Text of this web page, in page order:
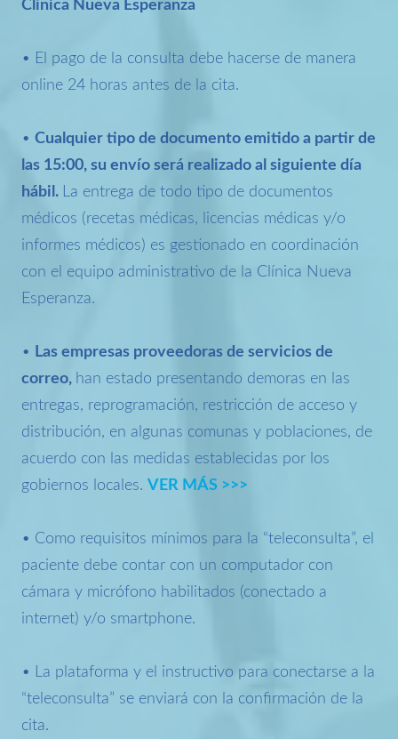
Clínica Nueva Esperanza
• El pago de la consulta debe hacerse de manera
online 24 horas antes de la cita.
• Cualquier tipo de documento emitido a partir de
las 15:00, su envío será realizado al siguiente día
hábil. La entrega de todo tipo de documentos
médicos (recetas médicas, licencias médicas y/o
informes médicos) es gestionado en coordinación
con el equipo administrativo de la Clínica Nueva
Esperanza.
•
Las empresas proveedoras de servicios de
correo, han estado presentando demoras en las
entregas, reprogramación, restricción de acceso y
distribución, en algunas comunas y poblaciones, de
acuerdo con las medidas establecidas por los
gobiernos locales. VER MÁS >>>
• Como requisitos mínimos para la “teleconsulta”, el
paciente debe contar con un computador con
cámara y micrófono habilitados (conectado a
internet) y/o smartphone.
• La plataforma y el instructivo para conectarse a la
“teleconsulta” se enviará con la confirmación de la
cita.